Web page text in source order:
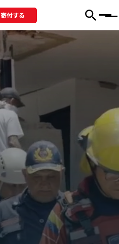
寄付する Menu